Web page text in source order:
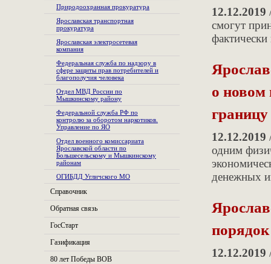
Природоохранная прокуратура
Ярославская транспортная
прокуратура
Ярославская электросетевая
компания
Федеральная служба по надзору в
сфере защиты прав потребителей и
благополучия человека
Отдел МВД России по
Мышкинскому району
Федеральной служба РФ по
контролю за оборотом наркотиков.
Управление по ЯО
Отдел военного комиссариата
Ярославской области по
Большесельскому и Мышкинскому
районам
ОГИБДД Угличского МО
Справочник
Обратная связь
ГосСтарт
Газификация
80 лет Победы ВОВ
12.12.2019
смогут
о новом
12.12.2019
одним
денежных
12.12.2019